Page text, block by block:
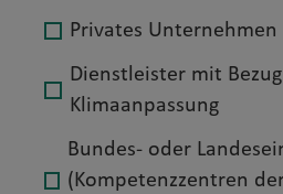
Privates Unternehmen
Dienstleister mit
Klimaanpassung
Bundes- oder
(Kompetenzzentren